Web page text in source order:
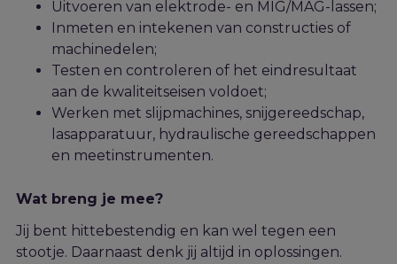
Uitvoeren van elektrode- en MIG/MAG- lassen;
Inmeten en intekenen van constructies of
machinedelen;
Testen en controleren of het eindresultaat
aan de kwaliteitseisen voldoet;
Werken met slijpmachines, snijgereedschap,
lasapparatuur, hydraulische gereedschappen
en meetinstrumenten.
Wat breng je mee?
Jij bent hittebestendig en kan wel tegen een
stootje. Daarnaast denk jij altijd in oplossingen.